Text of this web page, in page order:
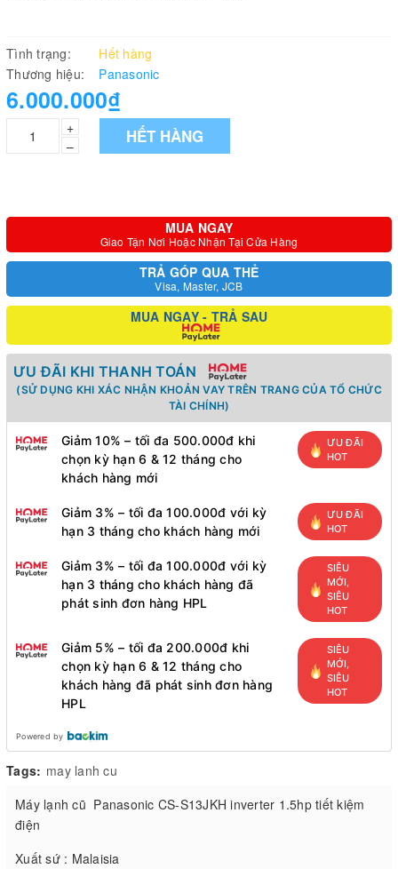
Tình trạng:
Hết hàng
Thương hiệu:
Panasonic
6.000.000₫
+
–
HẾT HÀNG
MUA NGAY
Giao Tận Nơi Hoặc Nhận Tại Cửa Hàng
TRẢ GÓP QUA THẺ
Visa, Master, JCB
MUA NGAY - TRẢ SAU
ƯU ĐÃI KHI THANH TOÁN
(SỬ DỤNG KHI XÁC NHẬN KHOẢN VAY TRÊN TRANG CỦA TỔ CHỨC
TÀI CHÍNH)
Giảm 10% – tối đa 500.000đ khi
chọn kỳ hạn 6 & 12 tháng cho
khách hàng mới
ƯU ĐÃI
HOT
Giảm 3% – tối đa 100.000đ với kỳ
hạn 3 tháng cho khách hàng mới
ƯU ĐÃI
HOT
Giảm 3% – tối đa 100.000đ với kỳ
hạn 3 tháng cho khách hàng đã
phát sinh đơn hàng HPL
SIÊU
MỚI,
SIÊU
HOT
Giảm 5% – tối đa 200.000đ khi
chọn kỳ hạn 6 & 12 tháng cho
khách hàng đã phát sinh đơn hàng
HPL
SIÊU
MỚI,
SIÊU
HOT
Powered by
Tags: may lanh cu
Máy lạnh cũ Panasonic CS-S13JKH inverter 1.5hp tiết kiệm
điện
Xuất sứ : Malaisia